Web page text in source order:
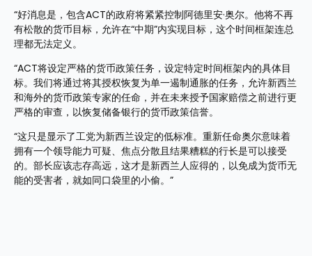
“好消息是，包含ACT的政府将紧紧控制阿德里安·奥尔。他将不再
有松散的货币目标，允许在“中期”内实现目标，这个时间框架连总
理都无法定义。
“ACT将设定严格的货币政策任务，设定特定时间框架内的具体目
标。我们将通过将其授权恢复为单一遏制通胀的任务，允许新西兰
和海外的货币政策专家的任命，并在未来授予国家赔偿之前进行更
严格的审查，以恢复储备银行的货币政策信誉。
“这只是显示了工党为新西兰设定的低标准。重新任命奥尔意味着
拥有一个领导能力可疑、焦点分散且结果糟糕的行长是可以接受
的。部长应该志存高远，这才是新西兰人应得的，以免成为货币无
能的受害者，就如同口袋里的小偷。”